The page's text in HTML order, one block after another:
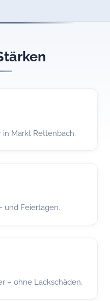
Markt Rettenbach.
und Feiertagen.
– ohne Lackschäden.